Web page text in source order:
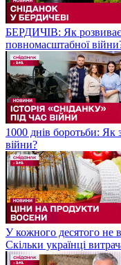
БЕРДИЧІВ: Як
повномасштабної
1000 днів боротьби: Як
війни?
У кожного десятого не
Скільки українці